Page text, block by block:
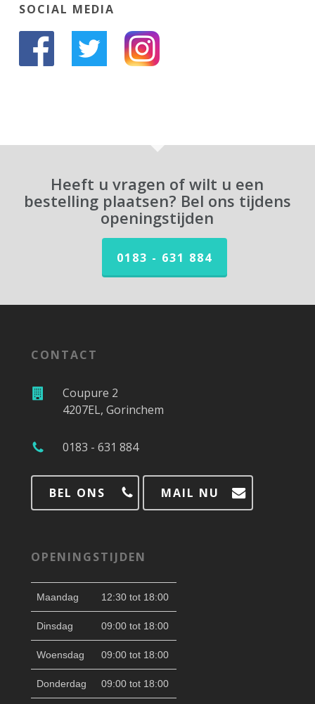
SOCIAL MEDIA
Heeft u vragen of wilt u een
bestelling plaatsen? Bel ons tijdens
openingstijden
0183 - 631 884
CONTACT
Coupure 2
4207EL, Gorinchem
0183 - 631 884
BEL ONS MAIL NU
OPENINGSTIJDEN
Maandag 12:30 tot 18:00
Dinsdag 09:00 tot 18:00
Woensdag 09:00 tot 18:00
Donderdag 09:00 tot 18:00